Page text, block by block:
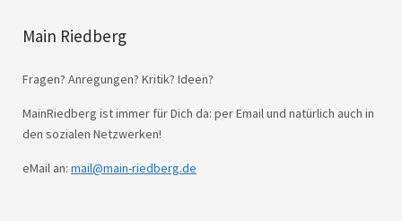
Main Riedberg
Fragen? Anregungen? Kritik? Ideen?
MainRiedberg ist immer für Dich da: per Email und natürlich auch in
den sozialen Netzwerken!
eMail an: mail@main-riedberg.de